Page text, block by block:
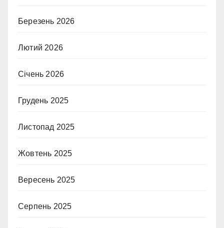
Березень 2026
Лютий 2026
Січень 2026
Грудень 2025
Листопад 2025
Жовтень 2025
Вересень 2025
Серпень 2025